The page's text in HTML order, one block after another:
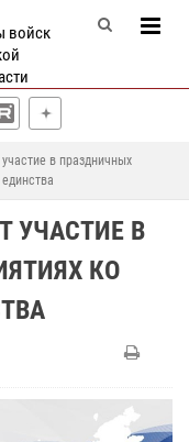
войск
в праздничных
УЧАСТИЕ В
КО